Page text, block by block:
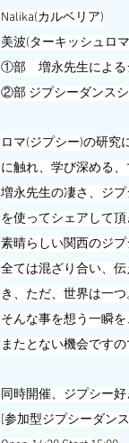
Nalika(カルベリア)
美波(ターキッシュロ
①部　増永先生による
②部 ジプシーダンス
ロマ(ジプシー)の研究
に触れ、学び深める、
増永先生の凄さ、ジ
を使ってシェアして頂
素晴らしい関西のジプ
全ては混ざり合い、
き、ただ、世界は一つ
そんな事を想う一瞬
またとない機会ですの
同時開催、ジプシー
[参加型ジプシーダン